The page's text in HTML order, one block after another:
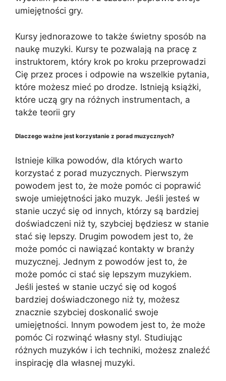
umiejętności gry.
Kursy jednorazowe to także świetny sposób na
naukę muzyki. Kursy te pozwalają na pracę z
instruktorem, który krok po kroku przeprowadzi
Cię przez proces i odpowie na wszelkie pytania,
które możesz mieć po drodze. Istnieją książki,
które uczą gry na różnych instrumentach, a
także teorii gry
Dlaczego ważne jest korzystanie z porad muzycznych?
Istnieje kilka powodów, dla których warto
korzystać z porad muzycznych. Pierwszym
powodem jest to, że może pomóc ci poprawić
swoje umiejętności jako muzyk. Jeśli jesteś w
stanie uczyć się od innych, którzy są bardziej
doświadczeni niż ty, szybciej będziesz w stanie
stać się lepszy. Drugim powodem jest to, że
może pomóc ci nawiązać kontakty w branży
muzycznej. Jednym z powodów jest to, że
może pomóc ci stać się lepszym muzykiem.
Jeśli jesteś w stanie uczyć się od kogoś
bardziej doświadczonego niż ty, możesz
znacznie szybciej doskonalić swoje
umiejętności. Innym powodem jest to, że może
pomóc Ci rozwinąć własny styl. Studiując
różnych muzyków i ich techniki, możesz znaleźć
inspirację dla własnej muzyki.